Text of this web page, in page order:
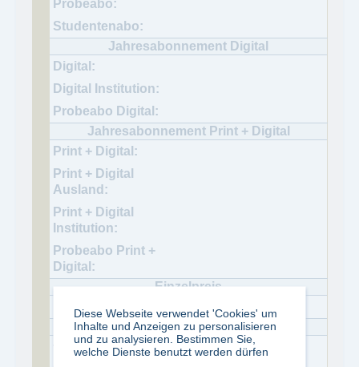
zweimal im Jahr; in
Diese Webseite verwendet 'Cookies' um
Inhalte und Anzeigen zu personalisieren
und zu analysieren. Bestimmen Sie,
welche Dienste benutzt werden dürfen